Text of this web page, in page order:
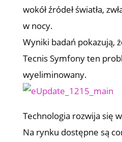
wokół źródeł światła,
w nocy.
Wyniki badań pokazują,
Tecnis Symfony ten
wyeliminowany.
Technologia rozwija się
Na rynku dostępne są